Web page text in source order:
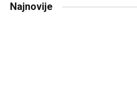
Najnovije